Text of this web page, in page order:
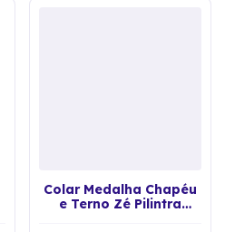
Colar Medalha Chapéu
e Terno Zé Pilintra